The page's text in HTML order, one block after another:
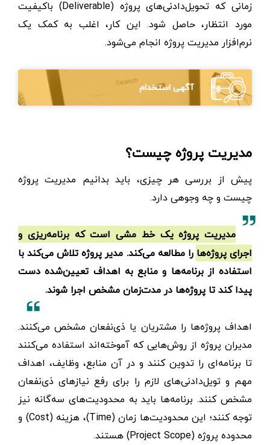
زمانی که تحویل‌دادنی‌های پروژه (Deliverable) باکیفیت
مورد انتظار، حاصل شود. این کار، اغلب به کمک یک
نرم‌افزار مدیریت پروژه انجام می‌شود.
آگهی استخدام
مدیریت پروژه چیست؟
پیش از بررسی هر چیزی، باید بدانیم مدیریت پروژه
چیست و چه وجوهی دارد.
مدیریت پروژه یک خط مشی است که برنامه‌ریزی و
اجرای پروژه‌ها را مطالعه می‌کند. مدیر پروژه تلاش می‌کند با
استفاده از برنامه‌ها و منابع به اهداف تعیین‌شده‌ دست
پیدا کند تا پروژه‌ها در مدت‌زمان مشخص اجرا شوند.
اهداف پروژه‌ها را مشتریان یا ذی‌نفعان مشخص می‌کنند.
مدیران پروژه از روش‌هایی که آموخته‌اند استفاده می‌کنند
تا برنامه‌ای را تدوین کنند و در آن منابع، وظایف، اهداف
مهم و تویل‌دادنی‌های لازم را برای رفع نیازهای ذی‌نفعان
مشخص کنند. برنامه‌ها باید به محدودیت‌های سه‌گانه نیز
توجه کنند؛ این محدودیت‌ها زمان (Time)، هزینه (Cost) و
محدوده پروژه (Project Scope) هستند.